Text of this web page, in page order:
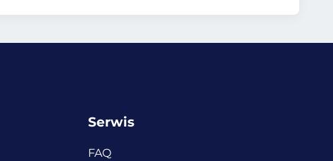
Serwis
FAQ